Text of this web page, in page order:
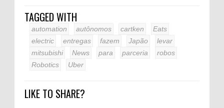
TAGGED WITH
automation autônomos cartken
Eats
electric
entregas fazem Japão
levar
mitsubishi
News para parceria
robos
Robotics
Uber
LIKE TO SHARE?